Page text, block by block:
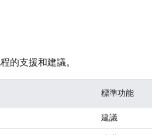
的支援和建議。
標準功能
建議